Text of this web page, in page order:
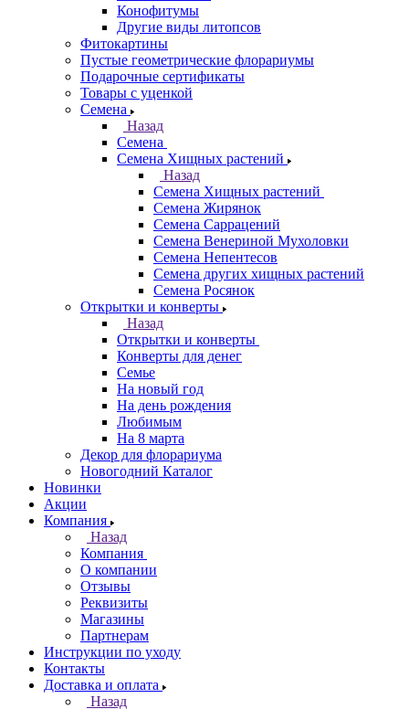
Конофитумы
Другие виды литопсов
Фитокартины
Пустые геометрические флорариумы
Подарочные сертификаты
Товары с уценкой
Семена
Назад
Семена
Семена Хищных растений
Назад
Семена Хищных растений
Семена Жирянок
Семена Саррацений
Семена Венериной Мухоловки
Семена Непентесов
Семена других хищных растений
Семена Росянок
Открытки и конверты
Назад
Открытки и конверты
Конверты для денег
Семье
На новый год
На день рождения
Любимым
На 8 марта
Декор для флорариума
Новогодний Каталог
Новинки
Акции
Компания
Назад
Компания
О компании
Отзывы
Реквизиты
Магазины
Партнерам
Инструкции по уходу
Контакты
Доставка и оплата
Назад